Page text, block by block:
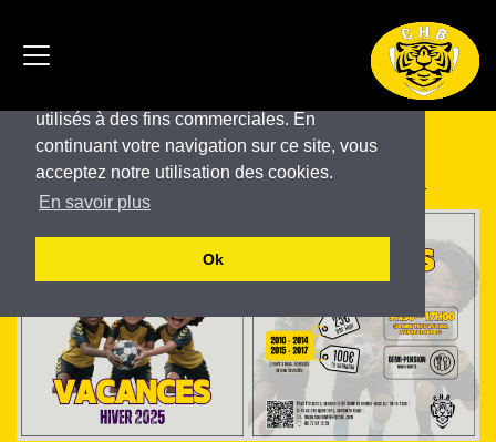
Ce site utilise des cookies pour son
utilisés à des fins commerciales. En
continuant votre navigation sur ce site, vous
acceptez notre utilisation des cookies.
En savoir plus
Ok
Stage vacances hiver 2025
Publié le 9 janvier 2025 à 22:32 / Mis à jour le 9 janvier 2025 à 22:54